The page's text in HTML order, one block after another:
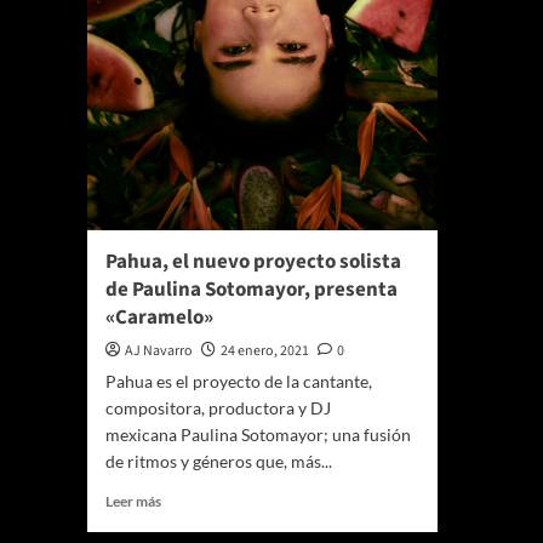
Pahua, el nuevo proyecto solista
de Paulina Sotomayor, presenta
«Caramelo»
AJ Navarro 24 enero, 2021
0
Pahua es el proyecto de la cantante,
compositora, productora y DJ
mexicana Paulina Sotomayor; una fusión
de ritmos y géneros que, más...
Leer másLeer